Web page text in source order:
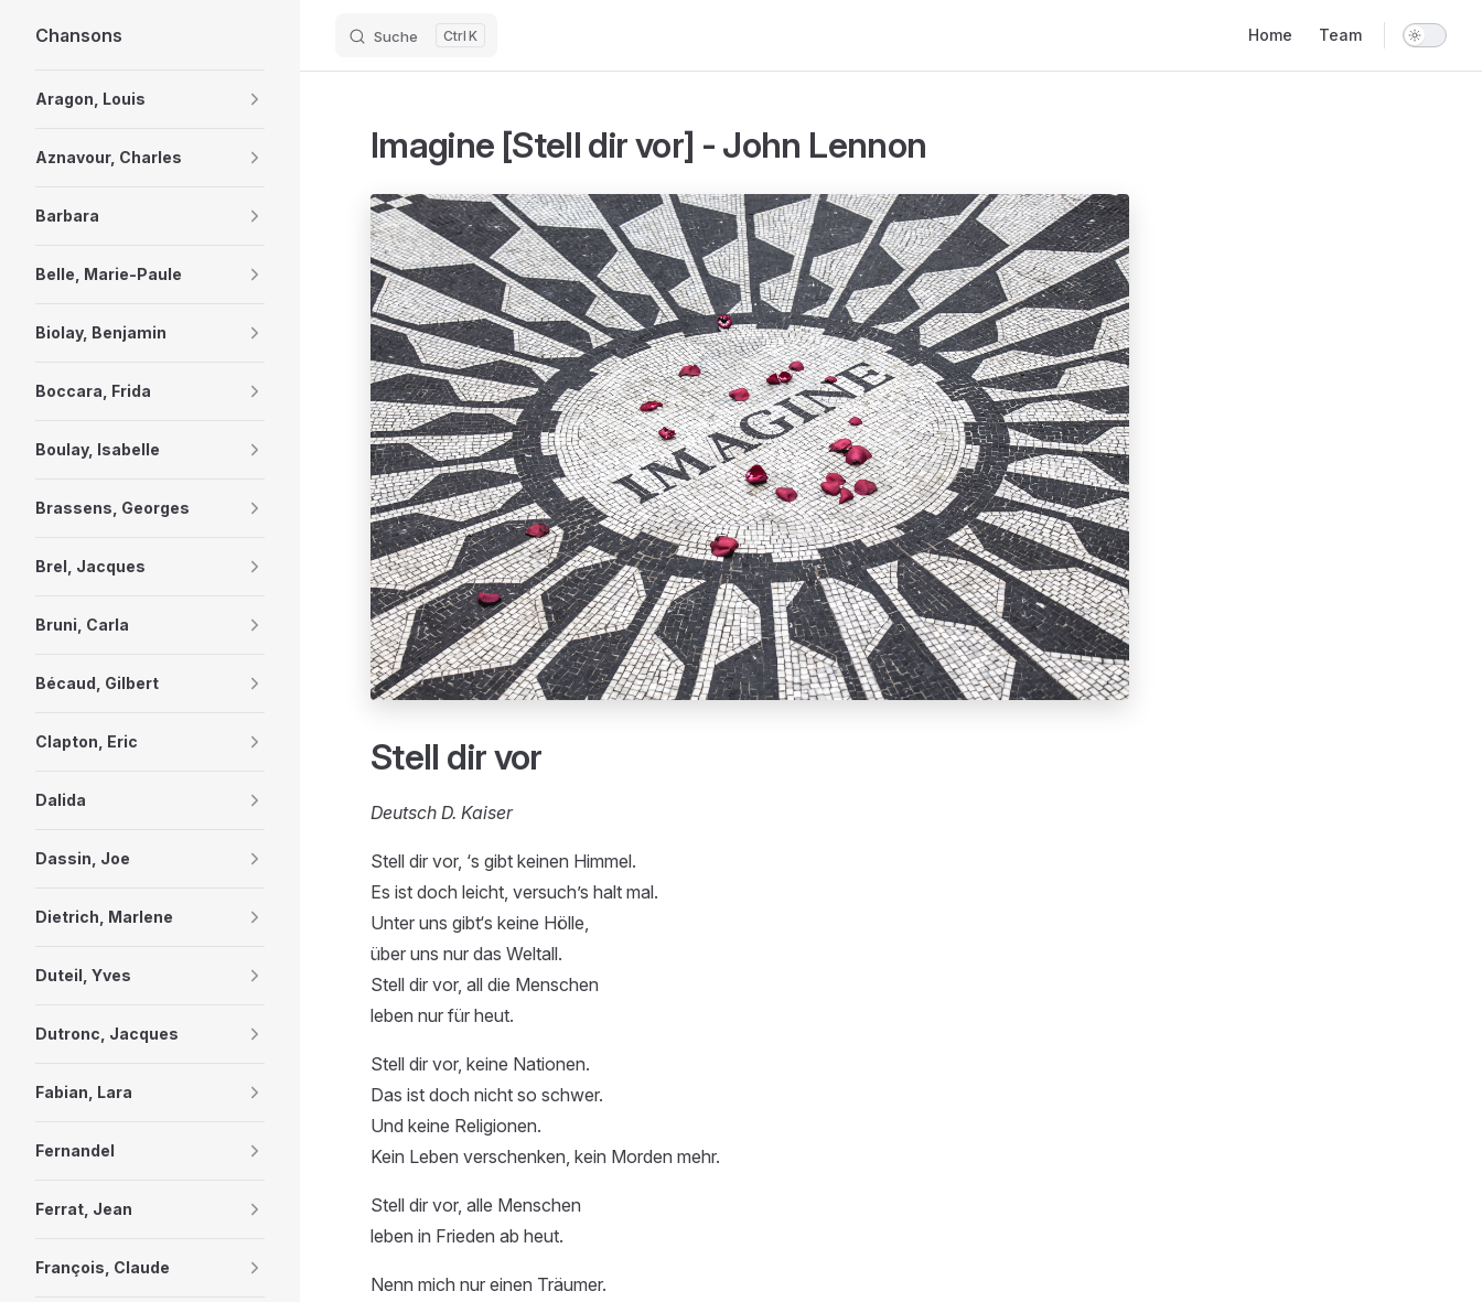
Skip to content
Chansons Suche K Home Team
Aragon, Louis
Aznavour, Charles
Barbara
Belle, Marie-Paule
Biolay, Benjamin
Boccara, Frida
Boulay, Isabelle
Brassens, Georges
Brel, Jacques
Bruni, Carla
Bécaud, Gilbert
Clapton, Eric
Dalida
Dassin, Joe
Dietrich, Marlene
Duteil, Yves
Dutronc, Jacques
Fabian, Lara
Fernandel
Ferrat, Jean
François, Claude
Imagine [Stell dir vor] - John Lennon
Stell dir vor
Deutsch D. Kaiser
Stell dir vor, ‘s gibt keinen Himmel.
Es ist doch leicht, versuch’s halt mal.
Unter uns gibt‘s keine Hölle,
über uns nur das Weltall.
Stell dir vor, all die Menschen
leben nur für heut.
Stell dir vor, keine Nationen.
Das ist doch nicht so schwer.
Und keine Religionen.
Kein Leben verschenken, kein Morden mehr.
Stell dir vor, alle Menschen
leben in Frieden ab heut.
Nenn mich nur einen Träumer.